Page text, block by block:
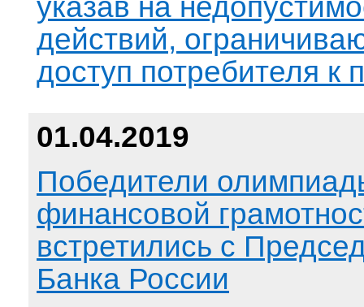
указав на
действий,
доступ потребителя к
01.04.2019
Победители
финансовой
встретились с
Банка России